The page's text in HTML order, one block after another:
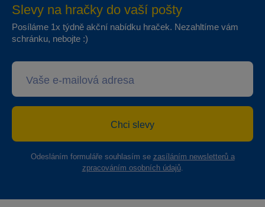
Slevy na hračky do vaší pošty
Posíláme 1x týdně akční nabídku hraček. Nezahltíme vám
schránku, nebojte :)
Chci slevy
Odesláním formuláře souhlasím se zasíláním newsletterů a
zpracováním osobních údajů.